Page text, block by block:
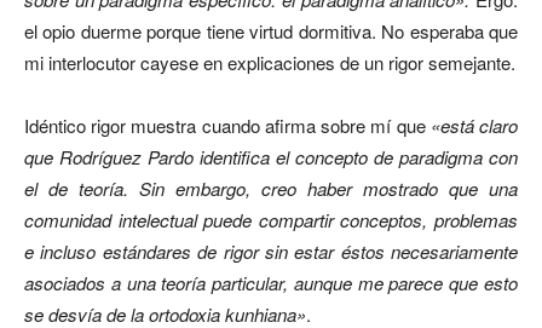
el opio duerme porque tiene virtud dormitiva. No esperaba que
mi interlocutor cayese en explicaciones de un rigor semejante.
Idéntico rigor muestra cuando afirma sobre mí que «está claro
que Rodríguez Pardo identifica el concepto de paradigma con
el de teoría. Sin embargo, creo haber mostrado que una
comunidad intelectual puede compartir conceptos, problemas
e incluso estándares de rigor sin estar éstos necesariamente
asociados a una teoría particular, aunque me parece que esto
se desvía de la ortodoxia kunhiana».